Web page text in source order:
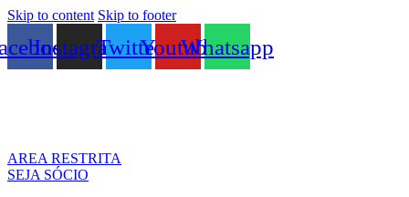
Skip to content Skip to footer
InstagramTwitterYoutubeWhatsapp
AREA RESTRITA
SEJA SÓCIO